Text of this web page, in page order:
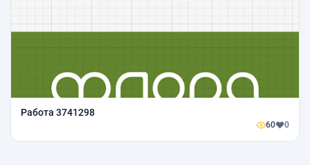
Работа 3741298
60 0